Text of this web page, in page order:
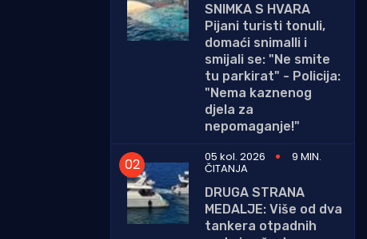
SNIMKA S HVARA
Pijani turisti tonuli,
domaći snimalli i
smijali se: "Ne smite
tu parkirat" - Policija:
"Nema kaznenog
djela za
nepomaganje!"
05 kol. 2026
9 MIN.
ČITANJA
DRUGA STRANA
MEDALJE: Više od dva
tankera otpadnih